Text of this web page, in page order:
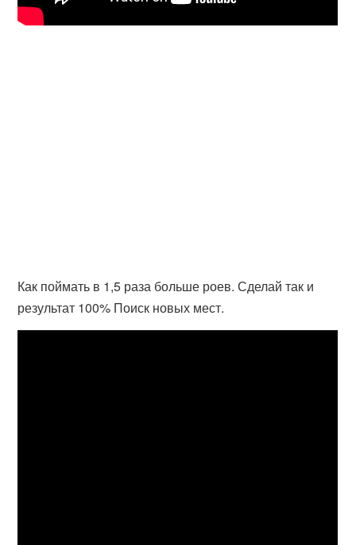
Как поймать в 1,5 раза больше роев. Сделай так и
результат 100% Поиск новых мест.